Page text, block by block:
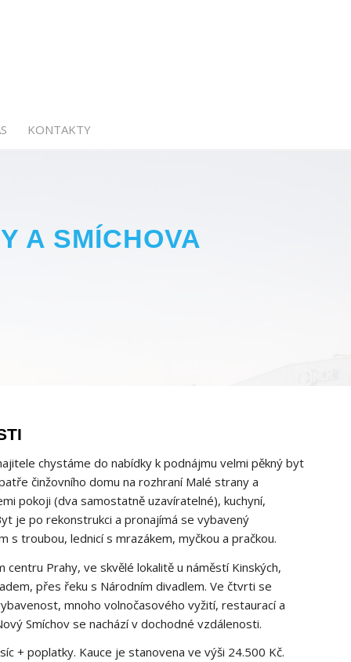
KONTAKTY
A SMÍCHOVA
chystáme do nabídky k podnájmu velmi pěkný byt
činžovního domu na rozhraní Malé strany a
pokoji (dva samostatně uzavíratelné), kuchyní,
je po rekonstrukci a pronajímá se vybavený
s troubou, lednicí s mrazákem, myčkou a pračkou.
Prahy, ve skvělé lokalitě u náměstí Kinských,
přes řeku s Národním divadlem. Ve čtvrti se
mnoho volnočasového vyžití, restaurací a
Smíchov se nachází v dochodné vzdálenosti.
+ poplatky. Kauce je stanovena ve výši 24.500 Kč.